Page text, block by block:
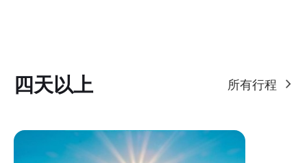
四天以上 所有行程